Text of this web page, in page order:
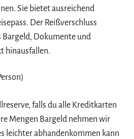
Sie bietet ausreichend
Der Reißverschluss
Bargeld, Dokumente und
hinausfallen.
falls du alle Kreditkarten
Mengen Bargeld nehmen wir
leichter abhandenkommen kann